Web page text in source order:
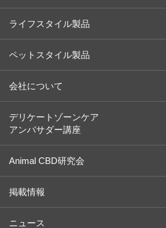
今月の新商品
キャンペーン
お客様の声
ペット
イベント レポート
ライフスタイル製品
ペットスタイル製品
会社について
会社概要
社長メッセージ
沿革
ブランド一覧
取り扱い店舗（ペットスタイル）
デリケートゾーンケア
アンバサダー講座
Animal CBD研究会
掲載情報
ニュース